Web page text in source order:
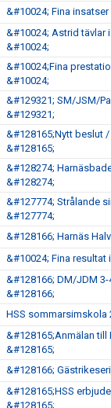
&#10024; Fina
&#10024; Astrid tävlar
&#10024;
&#10024;Fina
&#10024;
&#129321; SM/JSM/
&#129321;
&#128165;Nytt beslut
&#128165;
&#128274;
&#128274;
&#127774; Strålande
&#127774;
&#128166; Harnäs
&#10024; Fina resultat
&#128166; DM/JDM
&#128166;
HSS sommarsimskola
&#128165;Anmälan till
&#128165;
&#128166;
&#128165;HSS
&#128165;